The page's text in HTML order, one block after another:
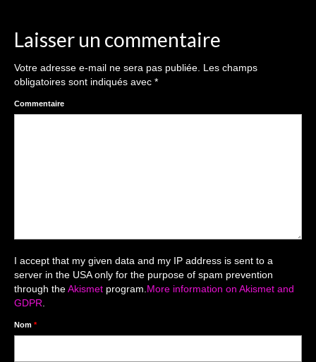
The smash cake: 1 an / 2
Séance Noël
Enfants
Reportages / Nature morte
Galeries Privées
séance du 25.04.26
Laisser un commentaire
Votre adresse e-mail ne sera pas publiée. Les champs
obligatoires sont indiqués avec *
Commentaire
I accept that my given data and my IP address is sent to a
server in the USA only for the purpose of spam prevention
through theAkismet program.More information on Akismet and
GDPR.
Nom *